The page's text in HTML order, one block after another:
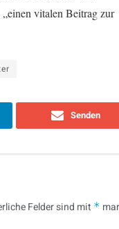
vitalen Beitrag zur
Senden
Felder sind mit *